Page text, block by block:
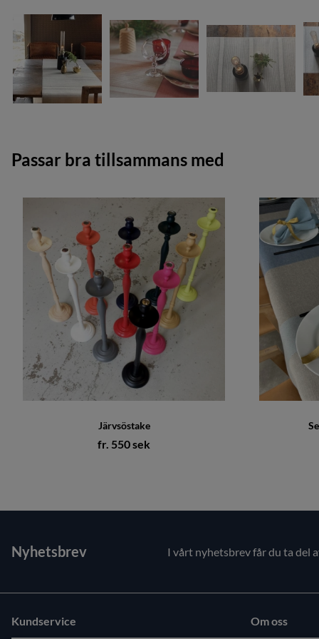
Passar bra tillsammans med
Järvsöstake
fr. 550 sek
Nyhetsbrev I vårt nyhetsbrev får du ta del
Kundservice Om oss